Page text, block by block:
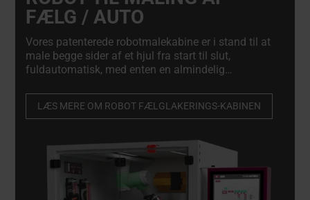
FÆLG / AUTO
Vores patenterede robotmalekabine er i stand til at
male begge sider af et hjul fra start til slut,
fuldautomatisk, med enten en almindelig
og reducerer samtidig spild og forbrug af maling
med op til 50%
LÆS MERE OM ROBOT FÆLGLAKERINGS-KABINEN